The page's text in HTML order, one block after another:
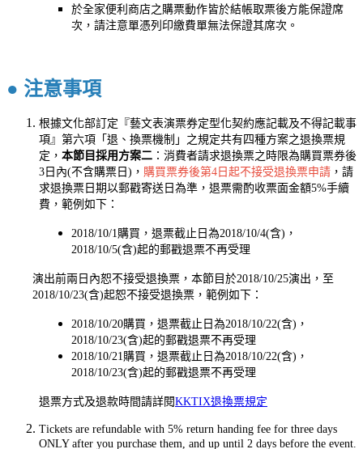
於全家便利商店之購票動作皆於結帳取票後方能保證席
次，請注意單憑列印繳費單無法保證其席次。
● 注意事項
根據文化部訂定『藝文表演票券定型化契約應記載及不得記載事
項』第六項「退、換票機制」之規定共有四種方案之退換票規
定， 本節目採用方案二 ：消費者請求退換票之時限為購買票券後
3日內(不含購票日)， 購買票券後第4日起不接受退換票申請 ，請
求退換票日期以郵戳寄送日為準，退票需酌收票面金額5%手續
費，範例如下：
2018/10/1購買，退票截止日為2018/10/4(含)，
2018/10/5(含)起的郵戳退票不再受理
演出前兩日內恕不接受退換票，本節目於2018/10/25演出，至
2018/10/23(含)起恕不接受退換票，範例如下：
2018/10/20購買，退票截止日為2018/10/22(含)，
2018/10/23(含)起的郵戳退票不再受理
2018/10/21購買，退票截止日為2018/10/22(含)，
2018/10/23(含)起的郵戳退票不再受理
退票方式及退款時間請詳閱KKTIX退換票規定
Tickets are refundable with 5% return handing fee for three days
ONLY after you purchase them, and up until 2 days before the event.